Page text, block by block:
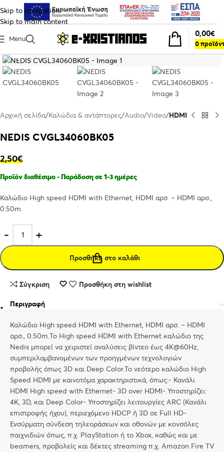
Skip to navigation
Skip to main content
Menu
0
0,00€
Click to enlarge
Αρχική σελίδα Καλώδια & αντάπτορες Audio Video HDMI
NEDIS CVGL34060BK05
2,50€
Προϊόν διαθέσιμο - Παράδοση σε 1-3 ημέρες
Καλώδιο High speed HDMI with Ethernet, HDMI αρσ. – HDMI αρσ.,
0.50m.
Προσθήκη στο καλάθι
Σύγκριση Προσθήκη στη wishlist
Περιγραφή
Καλώδιο High speed HDMI with Ethernet, HDMI αρσ. – HDMI
αρσ., 0.50m.Το High speed HDMI with Ethernet καλώδιο της
Nedis μπορεί να χειριστεί αναλύσεις βίντεο έως 4K@60Hz,
συμπεριλαμβανομένων των προηγμένων τεχνολογιών
προβολής όπως 3D και Deep Color.Το νεότερο καλώδιο High
Speed HDMI με καινοτόμα χαρακτηριστικά, όπως:- Κανάλι
HDMI High speed with Ethernet- 3D over HDMI- Υποστηρίζει:
4K, 3D, και Deep Color- Υποστηρίζει λειτουργίες ARC (Κανάλι
επιστροφής ήχου), περιεχόμενο HDCP ή 3D σε Full HD-
Ενσύρματη σύνδεση τηλεοράσεων και οθονών με κονσόλες
παιχνιδιών όπως, π.χ. PlayStation ή το Xbox, καθώς και με
beamers, προβολείς και δέκτες streaming π.χ. Amazon Fire TV